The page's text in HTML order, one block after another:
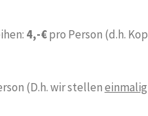
4,-€pro Person (d.h.
(D.h. wir stelleneinmalig